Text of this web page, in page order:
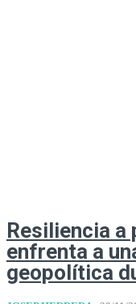
Resiliencia a
enfrenta a
geopolítica